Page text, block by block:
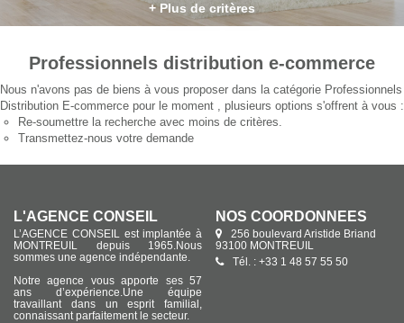
+ Plus de critères
Professionnels distribution e-commerce
Nous n'avons pas de biens à vous proposer dans la catégorie Professionnels
Distribution E-commerce pour le moment , plusieurs options s'offrent à vous :
Re-soumettre la recherche avec moins de critères.
Transmettez-nous votre demande
L'AGENCE CONSEIL
L’AGENCE CONSEIL est implantée à
MONTREUIL depuis 1965.Nous
sommes une agence indépendante.
Notre agence vous apporte ses 57
ans d’expérience.Une équipe
travaillant dans un esprit familial,
connaissant parfaitement le secteur.
NOS COORDONNÉES
256 boulevard Aristide Briand
93100 MONTREUIL
Tél. : +33 1 48 57 55 50